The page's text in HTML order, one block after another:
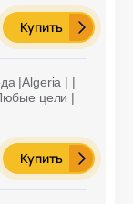
Купить
|Algeria | |
цели |
Купить